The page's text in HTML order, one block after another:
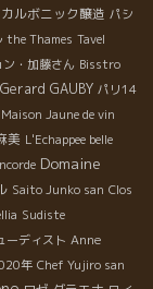
Le 11 du
au
les plats
ルボニック醸造 パシ
the Thames Tavel
・加藤さん Bisstro
Gerard GAUBY パリ14
Maison Jaune de vin
美 L'Echappee belle
Domaine
Saito Junko san Clos
Sudiste
ーディスト Anne
年 Chef Yujiro san